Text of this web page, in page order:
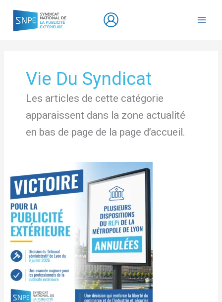
contenu
Vie Du Syndicat
Les articles de cette catégorie
apparaissent dans la zone actualité
en bas de page de la page d’accueil.